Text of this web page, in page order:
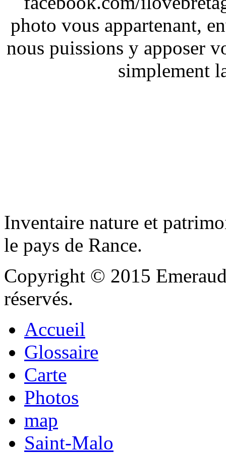
photo vous appartenant,
nous puissions y apposer
simplement
Inventaire nature et
le pays de Rance.
Copyright © 2015
réservés.
Accueil
Glossaire
Carte
Photos
map
Saint-Malo